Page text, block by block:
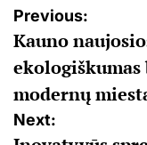
Navigacija
tarp
įrašų
Previous:
Kauno
modernų
Next: